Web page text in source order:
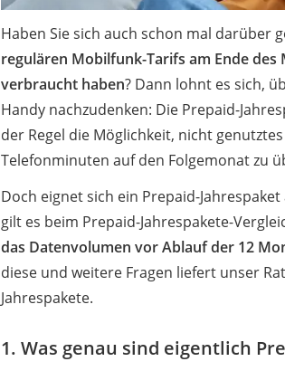
Service
Haben Sie sich auch schon mal darüber
regulären Mobilfunk-Tarifs am Ende
verbraucht haben? Dann lohnt es sich,
Handy nachzudenken: Die Prepaid-
der Regel die Möglichkeit, nicht
Telefonminuten auf den Folgemonat zu
Doch eignet sich ein Prepaid-
gilt es beim Prepaid-Jahrespakete-
das Datenvolumen vor Ablauf der 12
diese und weitere Fragen liefert unser
Jahrespakete.
1. Was genau sind eigentlich